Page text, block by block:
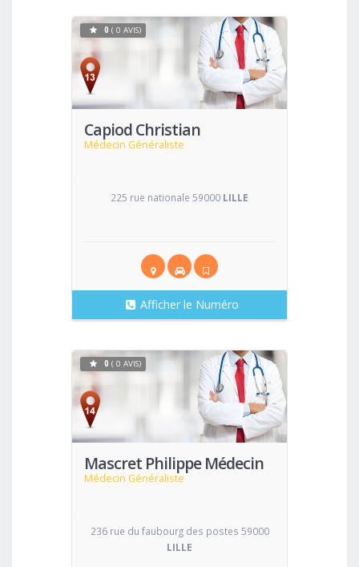
Capiod Christian
Médecin Généraliste
Voir
0 ( 0 AVIS)
225 rue nationale 59000 LILLE
Afficher le Numéro
Mascret Philippe Médecin
Médecin Généraliste
Voir
0 ( 0 AVIS)
236 rue du faubourg des postes 59000
LILLE